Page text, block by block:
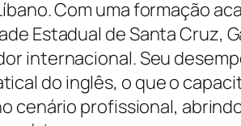
Com uma formação
Estadual de Santa Cruz,
internacional. Seu
do inglês, o que o
cenário profissional,